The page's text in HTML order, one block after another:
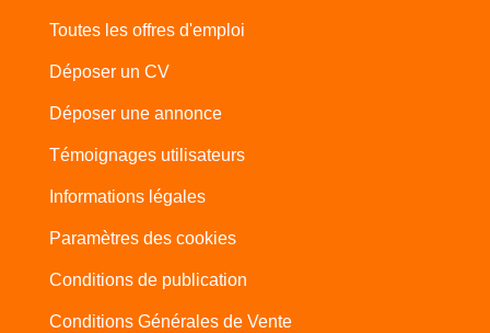
Toutes les offres d'emploi
Déposer un CV
Déposer une annonce
Témoignages utilisateurs
Informations légales
Paramètres des cookies
Conditions de publication
Conditions Générales de Vente